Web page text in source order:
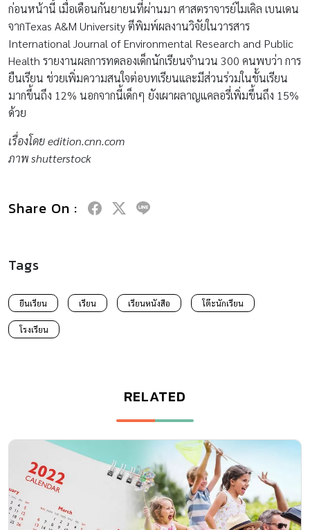
ก่อนหน้านี้ เมื่อเดือนกันยายนที่ผ่านมา ศาสตราจารย์ไมเคิล เบนเดน
จากTexas A&M University ตีพิมพ์ผลงานวิจัยในวารสาร
International Journal of Environmental Research and Public
Health รายงานผลการทดลองเด็กนักเรียนจำนวน 300 คนพบว่า การ
ยืนเรียน ช่วยเพิ่มความสนใจต่อบทเรียนและมีส่วนร่วมในชั้นเรียน
มากขึ้นถึง 12% นอกจากนี้เด็กๆ ยังเผาผลาญแคลอรี่เพิ่มขึ้นถึง 15%
ด้วย
เรื่องโดยedition.cnn.com
ภาพ shutterstock
Share On :
Tags
ยืนเรียน เรียน เรียนหนังสือ โต๊ะนักเรียน
โรงเรียน
RELATED